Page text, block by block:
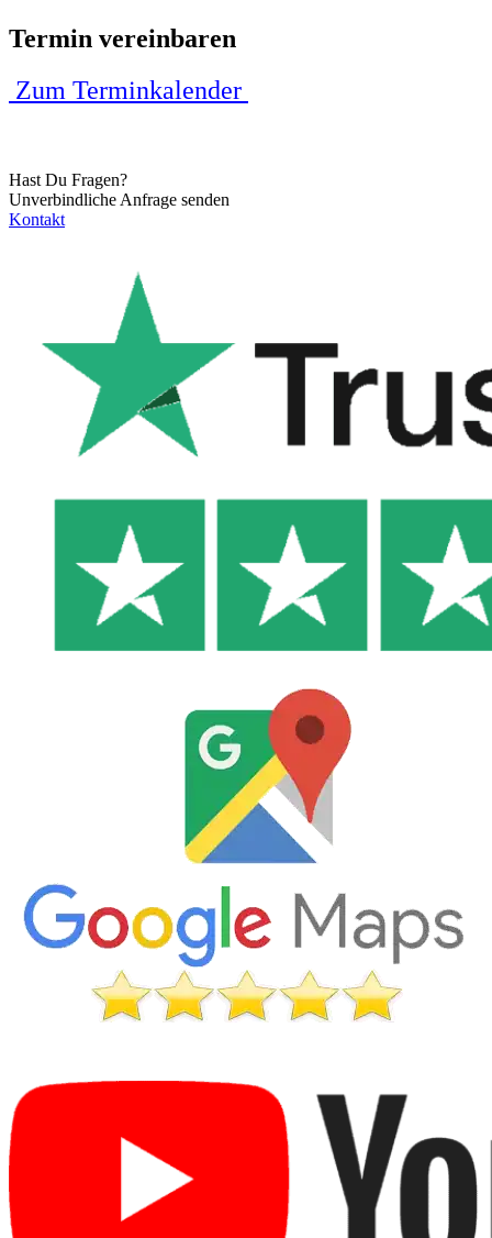
Termin vereinbaren
Zum Terminkalender
Hast Du Fragen?
Unverbindliche Anfrage senden
Kontakt